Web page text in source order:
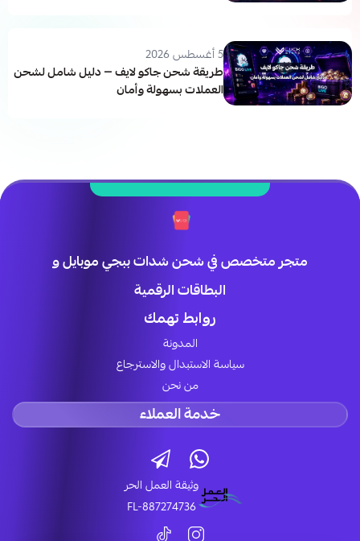
5 أغسطس 2026
طريقة شحن جاكو لايف — دليل شامل لشحن
العملات بسهولة وأمان
متجر متخصص في شحن شدات ببجي موبايل و
البطاقات الرقمية
روابط تهمك
المدونة
سياسة الاستبدال والاسترجاع
من نحن
خدمة العملاء
وثيقة العمل الحر
FL-887274736